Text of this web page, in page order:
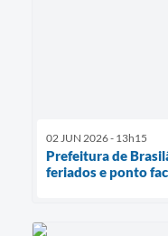
02 JUN 2026 - 13h15
Prefeitura de
feriados e ponto